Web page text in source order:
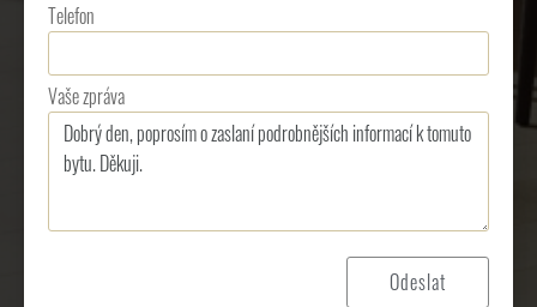
Telefon
Vaše zpráva